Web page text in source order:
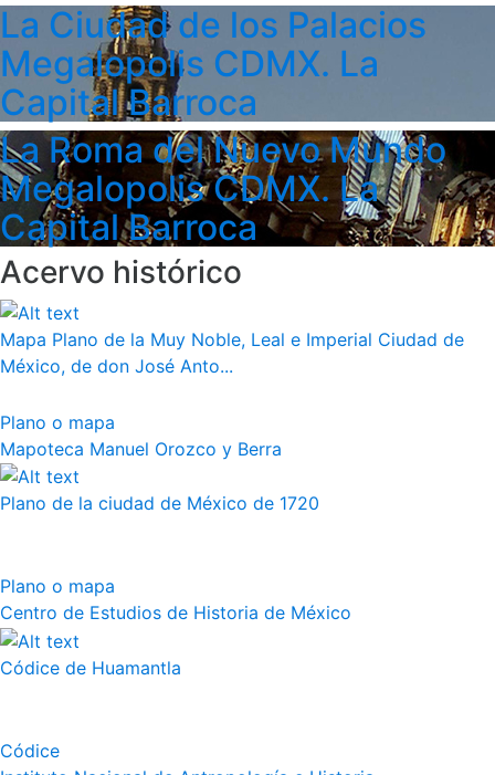
La Ciudad de los Palacios
Megalopolis CDMX. La
Capital Barroca
La Roma del Nuevo Mundo
Megalopolis CDMX. La
Capital Barroca
Acervo histórico
Mapa Plano de la Muy Noble, Leal e Imperial Ciudad de
México, de don José Anto...
Plano o mapa
Mapoteca Manuel Orozco y Berra
Plano de la ciudad de México de 1720
Plano o mapa
Centro de Estudios de Historia de México
Códice de Huamantla
Códice